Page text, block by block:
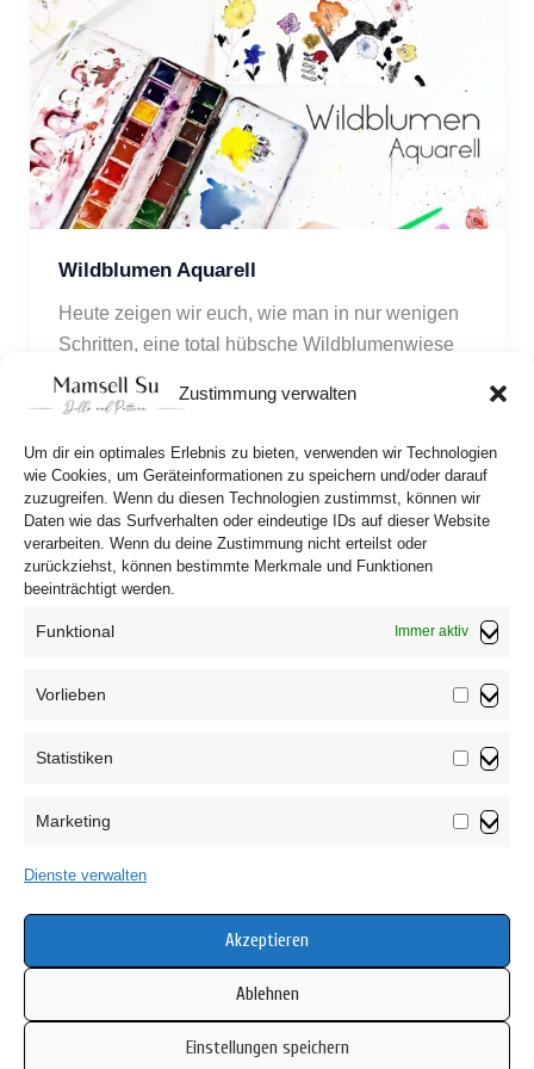
Zustimmung verwalten
Um dir ein optimales Erlebnis zu bieten, verwenden wir Technologien
wie Cookies, um Geräteinformationen zu speichern und/oder darauf
zuzugreifen. Wenn du diesen Technologien zustimmst, können wir
Daten wie das Surfverhalten oder eindeutige IDs auf dieser Website
verarbeiten. Wenn du deine Zustimmung nicht erteilst oder
zurückziehst, können bestimmte Merkmale und Funktionen
beeinträchtigt werden.
Funktional Immer aktiv
Vorlieben
Statistiken
Marketing
Dienste verwalten
Akzeptieren
Ablehnen
Einstellungen speichern
Wildblumen Aquarell
Heute zeigen wir euch, wie man in nur wenigen
Schritten, eine total hübsche Wildblumenwiese
mit Aquarell malen kann. Da gib’ts nämlich einen
Trick und damit gelingt’s jeden.
Cookie-Richtlinie (EU)